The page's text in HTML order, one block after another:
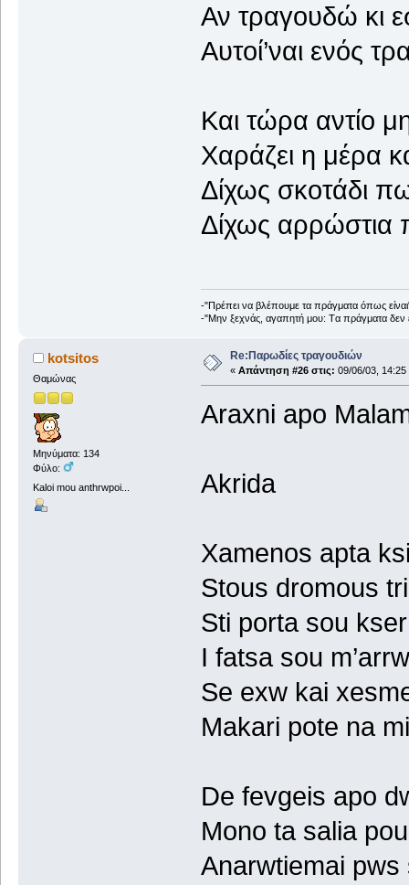
Αν τραγουδώ κι
Αυτοί’ναι ενός
Και τώρα αντίο
Χαράζει η μέρα
Δίχως σκοτάδι
Δίχως αρρώστια
-"Πρέπει να βλέπουμε τα πράγματα όπως
-"Mην ξεχνάς, αγαπητή μου: Tα πράγματα δεν
kotsitos
Θαμώνας
Μηνύματα: 134
Φύλο:
Kaloi mou anthrwpoi...
Re:Παρωδίες τραγουδιών
« Απάντηση #26 στις: 09/06/03, 14:25
Araxni apo
Akrida
Xamenos apta
Stous dromous
Sti porta sou
I fatsa sou
Se exw kai
Makari pote na
De fevgeis apo
Mono ta salia
Anarwtiemai pws